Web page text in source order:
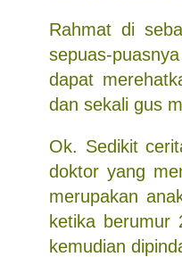
Rahmat di
sepuas-
dapat
dan sekali gus
Ok. Sedikit
doktor yang
merupakan
ketika
kemudian